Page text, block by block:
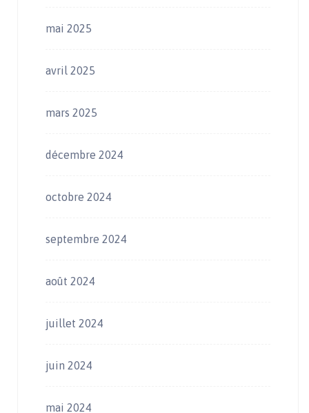
mai 2025
avril 2025
mars 2025
décembre 2024
octobre 2024
septembre 2024
août 2024
juillet 2024
juin 2024
mai 2024